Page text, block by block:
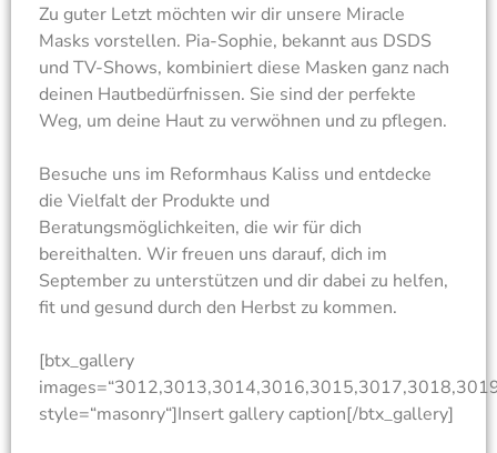
Zu guter Letzt möchten wir dir unsere Miracle
Masks vorstellen. Pia-Sophie, bekannt aus DSDS
und TV-Shows, kombiniert diese Masken ganz nach
deinen Hautbedürfnissen. Sie sind der perfekte
Weg, um deine Haut zu verwöhnen und zu pflegen.
Besuche uns im Reformhaus Kaliss und entdecke
die Vielfalt der Produkte und
Beratungsmöglichkeiten, die wir für dich
bereithalten. Wir freuen uns darauf, dich im
September zu unterstützen und dir dabei zu helfen,
fit und gesund durch den Herbst zu kommen.
[btx_gallery
style=“masonry“]Insert gallery caption[/btx_gallery]